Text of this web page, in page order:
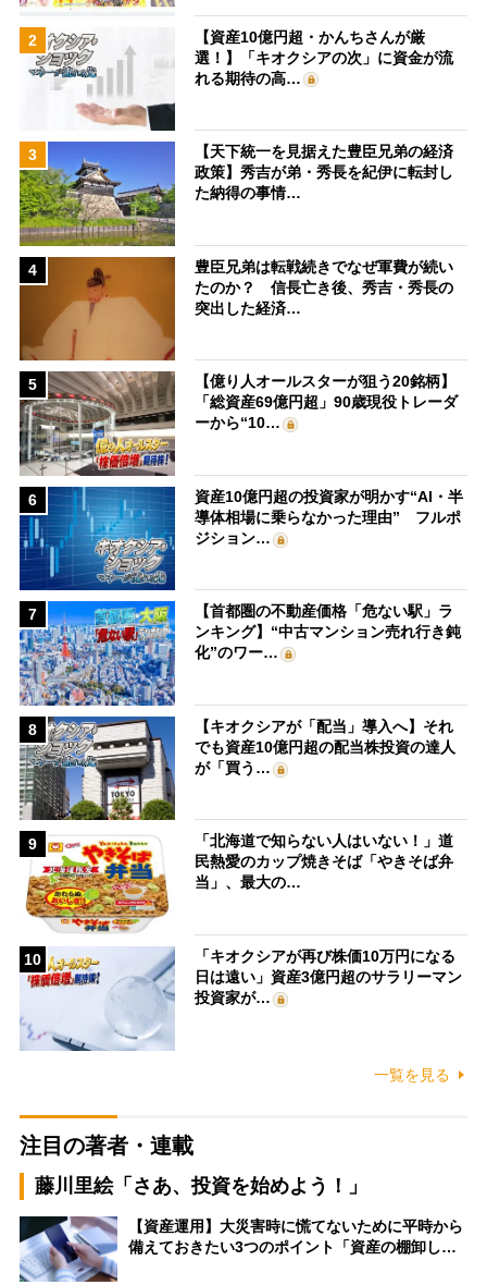
2
【資産10億円超・かんちさんが厳
選！】「キオクシアの次」に資金が流
れる期待の高…
3
【天下統一を見据えた豊臣兄弟の経済
政策】秀吉が弟・秀長を紀伊に転封し
た納得の事情…
4
豊臣兄弟は転戦続きでなぜ軍費が続い
たのか？ 信長亡き後、秀吉・秀長の
突出した経済…
5
【億り人オールスターが狙う20銘柄】
「総資産69億円超」90歳現役トレーダ
ーから“10…
6
資産10億円超の投資家が明かす“AI・半
導体相場に乗らなかった理由” フルポ
ジション…
7
【首都圏の不動産価格「危ない駅」ラ
ンキング】“中古マンション売れ行き鈍
化”のワー…
8
【キオクシアが「配当」導入へ】それ
でも資産10億円超の配当株投資の達人
が「買う…
9
「北海道で知らない人はいない！」道
民熱愛のカップ焼きそば「やきそば弁
当」、最大の…
10
「キオクシアが再び株価10万円になる
日は遠い」資産3億円超のサラリーマン
投資家が…
一覧を見る
注目の著者・連載
藤川里絵「さあ、投資を始めよう！」
【資産運用】大災害時に慌てないために平時から
備えておきたい3つのポイント「資産の棚卸し…